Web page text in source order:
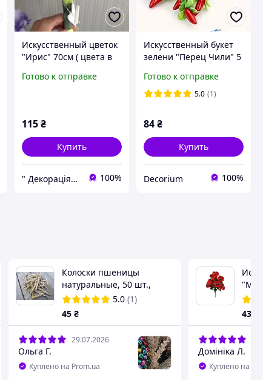
Искусственный цветок
"Ирис" 70см ( цвета в
Готово к отправке
115 ₴
Купить
" Декорація" магазин текстилю та декору для дому 100%
Искусственный букет
зелени "Перец Чили" 5
Готово к отправке
5.0 (1)
84₴
Купить
Decorium 100%
Колоски пшеницы
натуральные, 50 шт.,
висота колоска 8-14 см
5.0 (1)
45 ₴
29.07.2026
Ольга Г.
Куплено на Prom.ua
43
Домініка Л.
Куплено на